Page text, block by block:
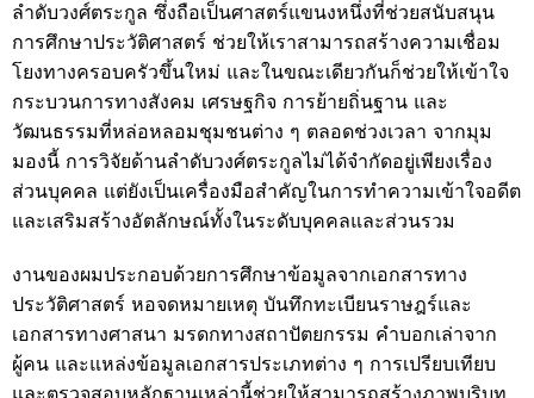
ลำดับวงศ์ตระกูล ซึ่งถือเป็นศาสตร์แขนงหนึ่งที่ช่วยสนับสนุน
การศึกษาประวัติศาสตร์ ช่วยให้เราสามารถสร้างความเชื่อม
โยงทางครอบครัวขึ้นใหม่ และในขณะเดียวกันก็ช่วยให้เข้าใจ
กระบวนการทางสังคม เศรษฐกิจ การย้ายถิ่นฐาน และ
วัฒนธรรมที่หล่อหลอมชุมชนต่าง ๆ ตลอดช่วงเวลา จากมุม
มองนี้ การวิจัยด้านลำดับวงศ์ตระกูลไม่ได้จำกัดอยู่เพียงเรื่อง
ส่วนบุคคล แต่ยังเป็นเครื่องมือสำคัญในการทำความเข้าใจอดีต
และเสริมสร้างอัตลักษณ์ทั้งในระดับบุคคลและส่วนรวม
งานของผมประกอบด้วยการศึกษาข้อมูลจากเอกสารทาง
ประวัติศาสตร์ หอจดหมายเหตุ บันทึกทะเบียนราษฎร์และ
เอกสารทางศาสนา มรดกทางสถาปัตยกรรม คำบอกเล่าจาก
ผู้คน และแหล่งข้อมูลเอกสารประเภทต่าง ๆ การเปรียบเทียบ